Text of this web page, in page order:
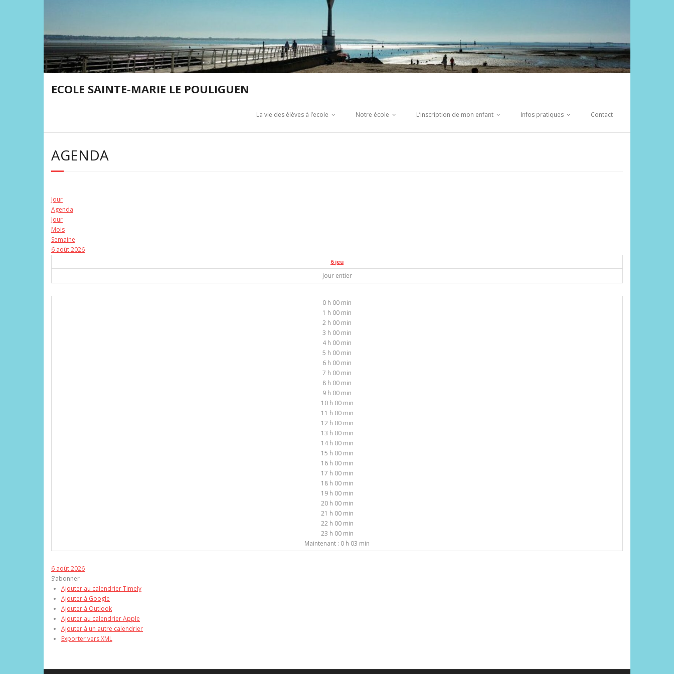
ECOLE SAINTE-MARIE LE POULIGUEN
La vie des élèves à l’ecole Notre école L’inscription de mon enfant Infos pratiques Contact
AGENDA
Jour
Agenda
Jour
Mois
Semaine
6 août 2026
6 jeu
Jour entier
0 h 00 min
1 h 00 min
2 h 00 min
3 h 00 min
4 h 00 min
5 h 00 min
6 h 00 min
7 h 00 min
8 h 00 min
9 h 00 min
10 h 00 min
11 h 00 min
12 h 00 min
13 h 00 min
14 h 00 min
15 h 00 min
16 h 00 min
17 h 00 min
18 h 00 min
19 h 00 min
20 h 00 min
21 h 00 min
22 h 00 min
23 h 00 min
Maintenant : 0 h 03 min
6 août 2026
S’abonner
Ajouter au calendrier Timely
Ajouter à Google
Ajouter à Outlook
Ajouter au calendrier Apple
Ajouter à un autre calendrier
Exporter vers XML